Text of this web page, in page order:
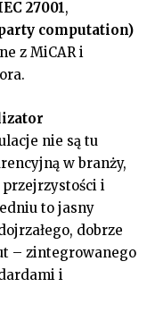
27001,
computation)
z MiCAR i
nie są tu
w branży,
i
to jasny
dobrze
– zintegrowanego
i